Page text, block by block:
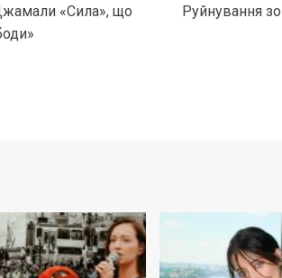
«Сила», що
Руйнування